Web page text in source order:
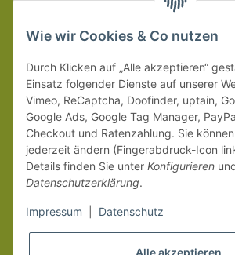
wir innerhalb Deutschland (Festland) ab
versandkostenfrei.
Weitere Versanddetails entnehmen Sie
und Zahlungsbedingungen.
Wie wir Cookies & Co nutzen
Durch Klicken auf „Alle akzeptieren“
Einsatz folgender Dienste auf unserer
Vimeo, ReCaptcha, Doofinder, uptain,
Google Ads, Google Tag Manager,
Checkout und Ratenzahlung. Sie
jederzeit ändern (Fingerabdruck-Icon
Details finden Sie unter Konfigurieren
Datenschutzerklärung.
Impressum Datenschutz
Alle akzeptieren